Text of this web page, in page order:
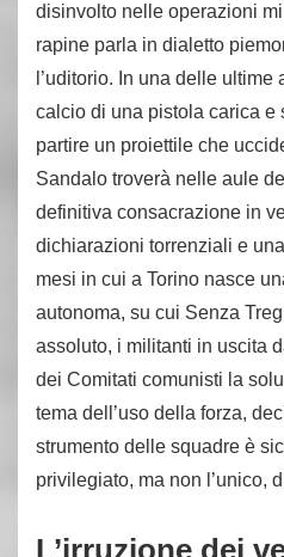
disinvolto nelle operazioni
rapine parla in dialetto
l’uditorio. In una delle ultime
calcio di una pistola carica e
partire un proiettile che
Sandalo troverà nelle aule
definitiva consacrazione in
dichiarazioni torrenziali e
mesi in cui a Torino nasce
autonoma, su cui Senza
assoluto, i militanti in uscita
dei Comitati comunisti la
tema dell’uso della forza,
strumento delle squadre è
privilegiato, ma non l’unico,
L’irruzione dei